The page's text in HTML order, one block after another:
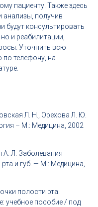
пациенту. Также здесь
анализы, получив
будут консультировать
и реабилитации,
Уточнить всю
телефону, на
Л. Н., Орехова Л. Ю.
– М.: Медицина, 2002
А. Л. Заболевания
и губ. — М.: Медицина,
полости рта.
учебное пособие / под